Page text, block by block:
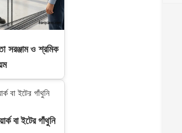
সরঞ্জাম ও শ্রমিক
বা ইটের গাঁথুনি